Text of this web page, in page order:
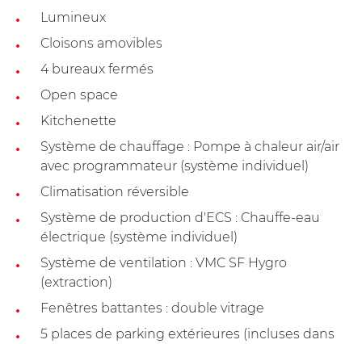
Lumineux
Cloisons amovibles
4 bureaux fermés
Open space
Kitchenette
Système de chauffage : Pompe à chaleur air/air
avec programmateur (système individuel)
Climatisation réversible
Système de production d'ECS : Chauffe-eau
électrique (système individuel)
Système de ventilation : VMC SF Hygro
(extraction)
Fenêtres battantes : double vitrage
5 places de parking extérieures (incluses dans